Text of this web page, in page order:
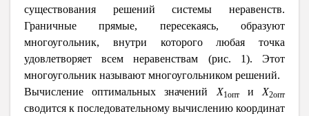
существования решений системы неравенств.
Граничные прямые, пересекаясь, образуют
многоугольник, внутри которого любая точка
удовлетворяет всем неравенствам (рис. 1). Этот
многоугольник называют многоугольником решений.
Вычисление оптимальных значений Х1опти Х2опт
сводится к последовательному вычислению координат